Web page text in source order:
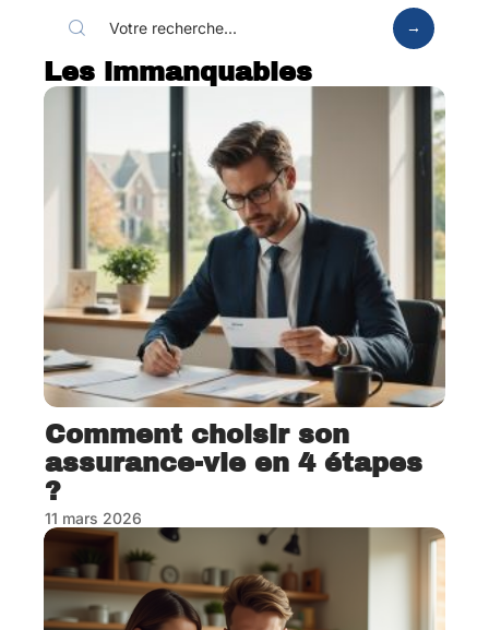
Les immanquables
Comment choisir son
assurance-vie en 4 étapes
?
11 mars 2026